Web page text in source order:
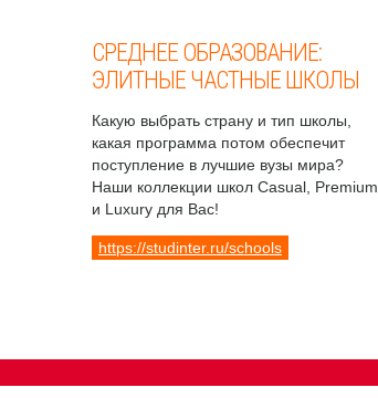
СРЕДНЕЕ ОБРАЗОВАНИЕ:
ЭЛИТНЫЕ ЧАСТНЫЕ ШКОЛЫ
Какую выбрать страну и тип школы,
какая программа потом обеспечит
поступление в лучшие вузы мира?
Наши коллекции школ Casual, Premium
и Luxury для Вас!
https://studinter.ru/schools